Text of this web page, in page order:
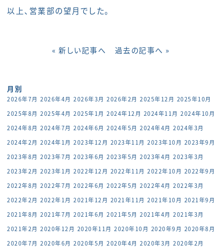
以上、営業部の望月でした。
« 新しい記事へ 過去の記事へ »
月別
2026年7月 2026年4月 2026年3月 2026年2月 2025年12月 2025年10月
2025年8月 2025年4月 2025年1月 2024年12月 2024年11月 2024年10月
2024年8月 2024年7月 2024年6月 2024年5月 2024年4月 2024年3月
2024年2月 2024年1月 2023年12月 2023年11月 2023年10月 2023年9月
2023年8月 2023年7月 2023年6月 2023年5月 2023年4月 2023年3月
2023年2月 2023年1月 2022年12月 2022年11月 2022年10月 2022年9月
2022年8月 2022年7月 2022年6月 2022年5月 2022年4月 2022年3月
2022年2月 2022年1月 2021年12月 2021年11月 2021年10月 2021年9月
2021年8月 2021年7月 2021年6月 2021年5月 2021年4月 2021年3月
2021年2月 2020年12月 2020年11月 2020年10月 2020年9月 2020年8月
2020年7月 2020年6月 2020年5月 2020年4月 2020年3月 2020年2月